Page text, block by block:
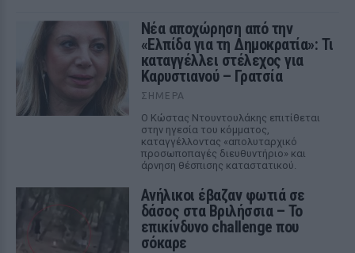
Νέα αποχώρηση από την
«Ελπίδα για τη Δημοκρατία»: Τι
καταγγέλλει στέλεχος για
Καρυστιανού – Γρατσία
ΣΉΜΕΡΑ
Ο Κώστας Ντουντουλάκης επιτίθεται
στην ηγεσία του κόμματος,
καταγγέλλοντας «απολυταρχικό
προσωποπαγές διευθυντήριο» και
άρνηση θέσπισης καταστατικού.
Ανήλικοι έβαζαν φωτιά σε
δάσος στα Βριλήσσια – Το
επικίνδυνο challenge που
σόκαρε